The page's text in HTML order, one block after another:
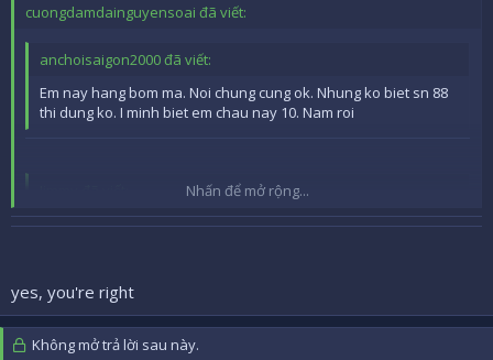
cuongdamdainguyensoai đã viết:
anchoisaigon2000 đã viết:
Em nay hang bom ma. Noi chung cung ok. Nhung ko biet sn 88
thi dung ko. I minh biet em chau nay 10. Nam roi
kinh qua, neu lam o cong ty nuoc ngoai 10 nam chac phai len
director. 10 matxa phai len quan ly
Nhấn để mở rộng...
yes, you're right
Không mở trả lời sau này.